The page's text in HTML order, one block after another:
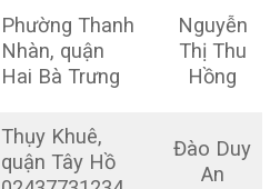
Phường Thanh
Nhàn, quận
Hai Bà Trưng
Nguyễn
Thị Thu
Hồng
Thụy Khuê,
quận Tây Hồ
Đào Duy
An